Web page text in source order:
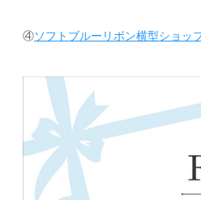
④ソフトブルーリボン横型ショッ